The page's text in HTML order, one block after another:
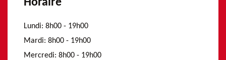
Lundi: 8h00 - 19h00
Mardi: 8h00 - 19h00
Mercredi: 8h00 - 19h00